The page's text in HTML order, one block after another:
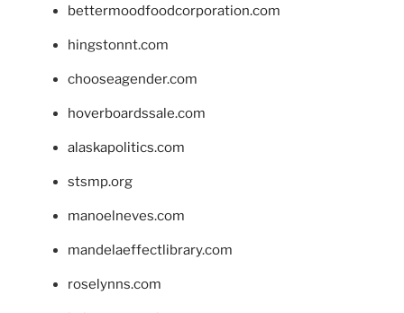
bettermoodfoodcorporation.com
hingstonnt.com
chooseagender.com
hoverboardssale.com
alaskapolitics.com
stsmp.org
manoelneves.com
mandelaeffectlibrary.com
roselynns.com